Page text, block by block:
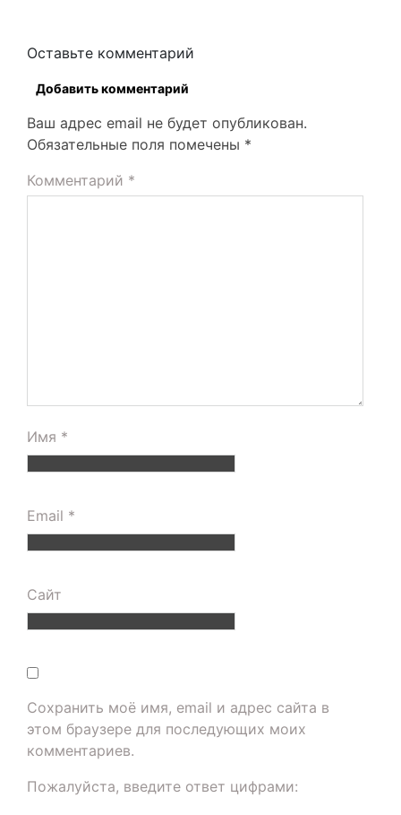
Оставьте комментарий
Добавить комментарий
Ваш адрес email не будет опубликован.
Обязательные поля помечены *
Комментарий *
Имя *
Email *
Сайт
Сохранить моё имя, email и адрес сайта в
этом браузере для последующих моих
комментариев.
Пожалуйста, введите ответ цифрами: